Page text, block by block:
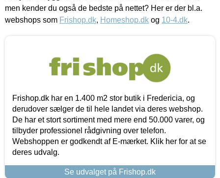
men kender du også de bedste på nettet? Her er der bl.a.
webshops som Frishop.dk, Homeshop.dk og 10-4.dk.
Frishop.dk har en 1.400 m2 stor butik i Fredericia, og
derudover sælger de til hele landet via deres webshop.
De har et stort sortiment med mere end 50.000 varer, og
tilbyder professionel rådgivning over telefon.
Webshoppen er godkendt af E-mærket. Klik her for at se
deres udvalg.
Se udvalget på Frishop.dk